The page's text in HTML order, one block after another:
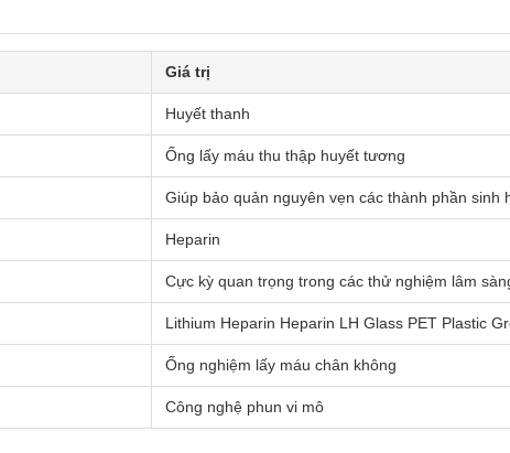
Giá trị
Huyết thanh
Ống lấy máu thu thập huyết tương
Giúp bảo quản nguyên vẹn các thành phần sinh
Heparin
Cực kỳ quan trọng trong các thử nghiệm lâm
Lithium Heparin Heparin LH Glass PET Plastic
Ống nghiệm lấy máu chân không
Công nghệ phun vi mô